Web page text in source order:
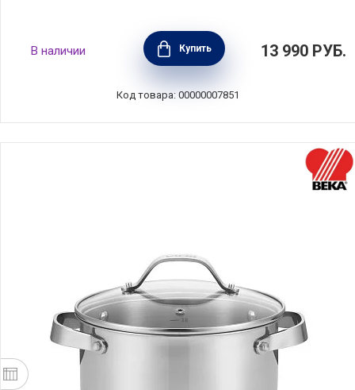
Кастрюля из нержавеющей стали с
крышкой "Роял" объем 3,5 л, диаметр 22 см,
Silampos, Португалия, 633123VY1022
В наличии Купить 13 990 РУБ.
Код товара: 00000007851